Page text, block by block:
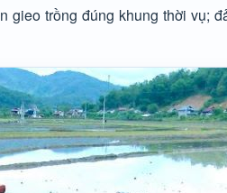
trồng đúng khung thời vụ;